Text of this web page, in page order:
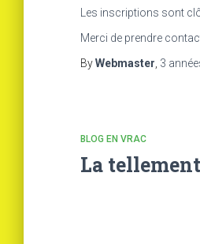
Les inscriptions sont
Merci de prendre
ByWebmaster 3
BLOG EN VRAC
La